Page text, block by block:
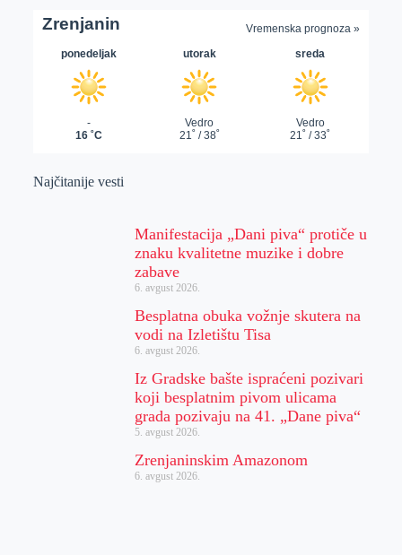
Najčitanije vesti
Manifestacija „Dani piva“ protiče u
znaku kvalitetne muzike i dobre
zabave
6. avgust 2026.
Besplatna obuka vožnje skutera na
vodi na Izletištu Tisa
6. avgust 2026.
Iz Gradske bašte ispraćeni pozivari
koji besplatnim pivom ulicama
grada pozivaju na 41. „Dane piva“
5. avgust 2026.
Zrenjaninskim Amazonom
6. avgust 2026.